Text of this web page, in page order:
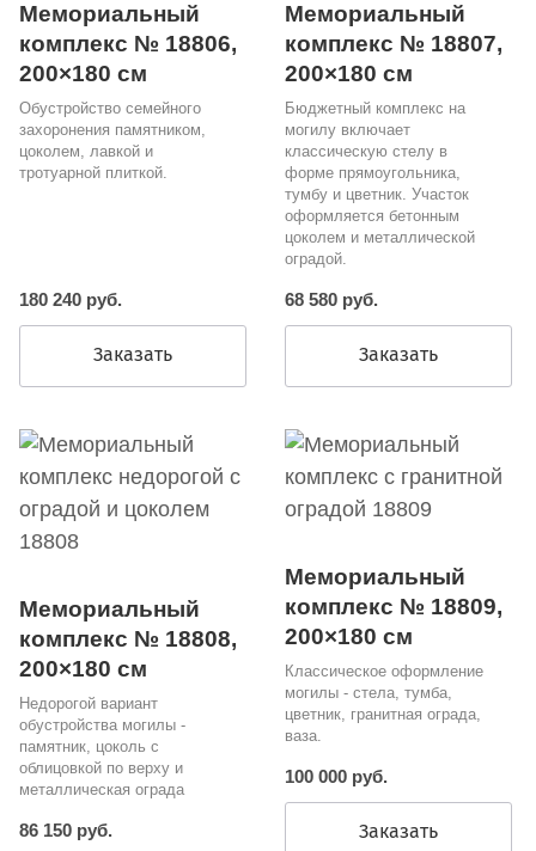
Мемориальный
комплекс № 18806,
200×180 см
Обустройство семейного
захоронения памятником,
цоколем, лавкой и
тротуарной плиткой.
180 240 руб.
Заказать
Мемориальный
комплекс № 18807,
200×180 см
Бюджетный комплекс на
могилу включает
классическую стелу в
форме прямоугольника,
тумбу и цветник. Участок
оформляется бетонным
цоколем и металлической
оградой.
68 580 руб.
Заказать
Мемориальный
комплекс № 18808,
200×180 см
Недорогой вариант
обустройства могилы -
памятник, цоколь с
облицовкой по верху и
металлическая ограда
86 150 руб.
Мемориальный
комплекс № 18809,
200×180 см
Классическое оформление
могилы - стела, тумба,
цветник, гранитная ограда,
ваза.
100 000 руб.
Заказать